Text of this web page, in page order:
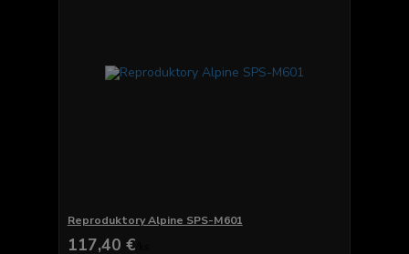
Reproduktory Alpine SPS-M601
117,40 €